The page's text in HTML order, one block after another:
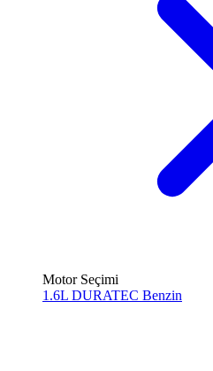
Motor Seçimi
1.6L DURATEC Benzin